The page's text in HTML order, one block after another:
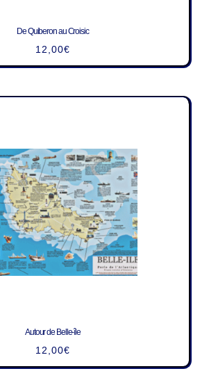
De Quiberon au Croisic
12,00€
Autour de Belle-île
12,00€